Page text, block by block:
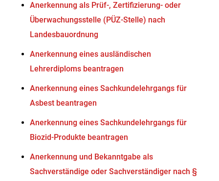
Anerkennung als Prüf-, Zertifizierung- oder
Überwachungsstelle (PÜZ-Stelle) nach
Landesbauordnung
Anerkennung eines ausländischen
Lehrerdiploms beantragen
Anerkennung eines Sachkundelehrgangs für
Asbest beantragen
Anerkennung eines Sachkundelehrgangs für
Biozid-Produkte beantragen
Anerkennung und Bekanntgabe als
Sachverständige oder Sachverständiger nach §